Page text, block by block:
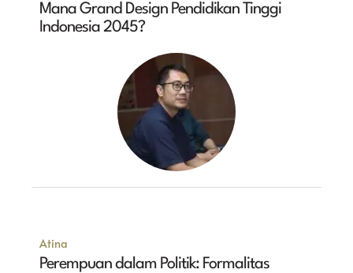
Mana Grand Design Pendidikan Tinggi
Indonesia 2045?
Atina
Perempuan dalam Politik: Formalitas